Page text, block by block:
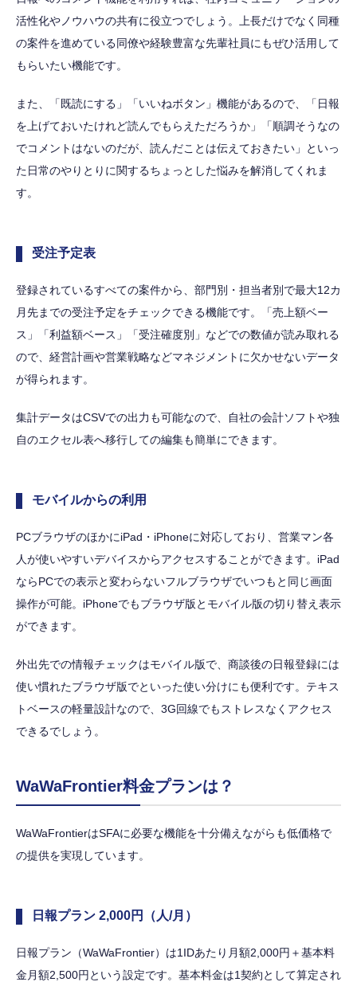
活性化やノウハウの共有に役立つでしょう。上長だけでなく同種
の案件を進めている同僚や経験豊富な先輩社員にもぜひ活用して
もらいたい機能です。
また、「既読にする」「いいねボタン」機能があるので、「日報
を上げておいたけれど読んでもらえただろうか」「順調そうなの
でコメントはないのだが、読んだことは伝えておきたい」といっ
た日常のやりとりに関するちょっとした悩みを解消してくれま
す。
受注予定表
登録されているすべての案件から、部門別・担当者別で最大12カ
月先までの受注予定をチェックできる機能です。「売上額ベー
ス」「利益額ベース」「受注確度別」などでの数値が読み取れる
ので、経営計画や営業戦略などマネジメントに欠かせないデータ
が得られます。
集計データはCSVでの出力も可能なので、自社の会計ソフトや独
自のエクセル表へ移行しての編集も簡単にできます。
モバイルからの利用
PCブラウザのほかにiPad・iPhoneに対応しており、営業マン各
人が使いやすいデバイスからアクセスすることができます。iPad
ならPCでの表示と変わらないフルブラウザでいつもと同じ画面
操作が可能。iPhoneでもブラウザ版とモバイル版の切り替え表示
ができます。
外出先での情報チェックはモバイル版で、商談後の日報登録には
使い慣れたブラウザ版でといった使い分けにも便利です。テキス
トベースの軽量設計なので、3G回線でもストレスなくアクセス
できるでしょう。
WaWaFrontier料金プランは？
WaWaFrontierはSFAに必要な機能を十分備えながらも低価格で
の提供を実現しています。
日報プラン 2,000円（人/月）
日報プラン（WaWaFrontier）は1IDあたり月額2,000円＋基本料
金月額2,500円という設定です。基本料金は1契約として算定され